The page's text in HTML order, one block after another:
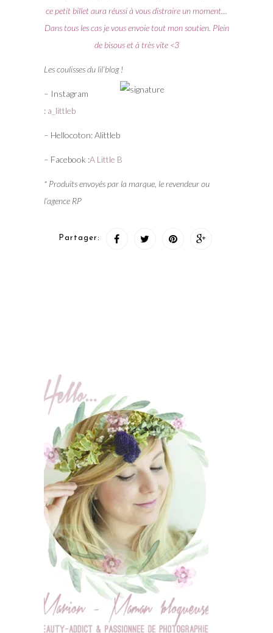
ce petit billet aura réussi à vous distraire un moment…
Dans tous les cas je vous envoie tout mon soutien. Plein
de bisous et à très vite <3
Les coulisses du lil’blog !
– Instagram
: a_littleb
– Hellocoton: Alittleb
– Facebook :A Little B
* Produits envoyés par la marque, le revendeur ou
l’agence RP
Partager: